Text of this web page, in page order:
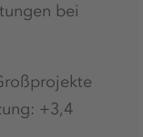
bei
+3,4